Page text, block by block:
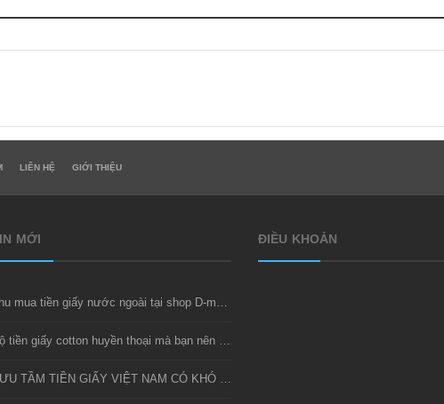
LIÊN HỆ GIỚI THIỆU
MỚI ĐIỀU KHOẢN